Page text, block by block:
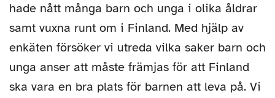
hade nått många barn och unga i olika åldrar
samt vuxna runt om i Finland. Med hjälp av
enkäten försöker vi utreda vilka saker barn och
unga anser att måste främjas för att Finland
ska vara en bra plats för barnen att leva på. Vi